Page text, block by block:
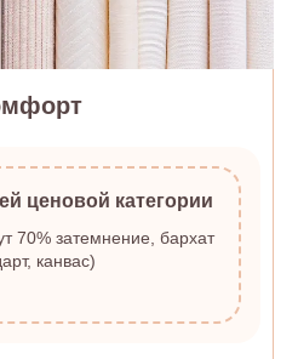
ценовой категории
70% затемнение, бархат
канвас)